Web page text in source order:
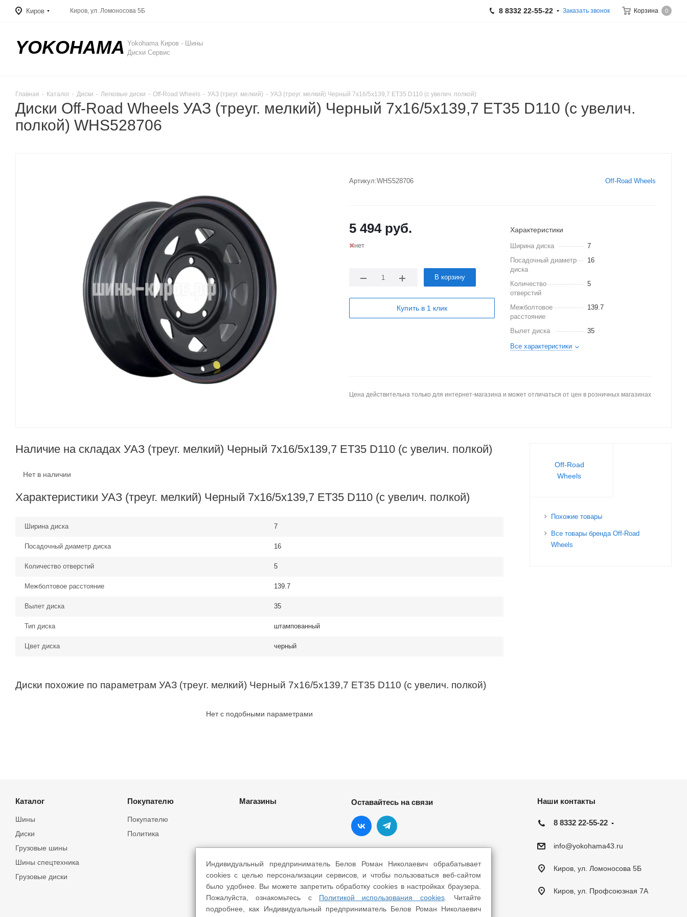
Киров Корзина 0
Киров, ул. Ломоносова 5Б 8 8332 22-55-22 Заказать звонок
YOKOHAMA Yokohama Киров - Шины
Диски Сервис
Главная - Каталог - Диски - Легковые диски - Off-Road Wheels - УАЗ (треуг. мелкий) - УАЗ (треуг. мелкий) Черный 7x16/5x139,7 ET35 D110 (с увелич. полкой)
Диски Off-Road Wheels УАЗ (треуг. мелкий) Черный 7x16/5x139,7 ET35 D110 (с увелич.
полкой) WHS528706
Артикул:WHS528706 Off-Road Wheels
5 494руб.
нет
В корзину
Купить в 1 клик
Характеристики
Ширина диска
7
Посадочный диаметр
диска
16
Количество
отверстий
5
Межболтовое
расстояние
139.7
Вылет диска
35
Все характеристики
Цена действительна только для интернет-магазина и может отличаться от цен в розничных магазинах
Наличие на складах УАЗ (треуг. мелкий) Черный 7x16/5x139,7 ET35 D110 (с увелич. полкой)
Нет в наличии
Характеристики УАЗ (треуг. мелкий) Черный 7x16/5x139,7 ET35 D110 (с увелич. полкой)
Ширина диска 7
Посадочный диаметр диска 16
Количество отверстий 5
Межболтовое расстояние 139.7
Вылет диска 35
Тип диска штампованный
Цвет диска черный
Диски похожие по параметрам УАЗ (треуг. мелкий) Черный 7x16/5x139,7 ET35 D110 (с увелич. полкой)
Нет с подобными параметрами
Off-Road
Wheels
Похожие товары
Все товары бренда Off-Road
Wheels
Каталог
Шины
Грузовые шины
Шины спецтехника
Диски
Грузовые диски
Покупателю
Покупателю
Политика
Магазины Оставайтесь на связи Наши контакты
8 8332 22-55-22
info@yokohama43.ru
Киров, ул. Ломоносова 5Б
Киров, ул. Профсоюзная 7А
Индивидуальный предприниматель Белов Роман Николаевич обрабатывает
cookies с целью персонализации сервисов, и чтобы пользоваться веб-сайтом
было удобнее. Вы можете запретить обработку cookies в настройках браузера.
Пожалуйста, ознакомьтесь с Политикой использования cookies. Читайте
подробнее, как Индивидуальный предприниматель Белов Роман Николаевич